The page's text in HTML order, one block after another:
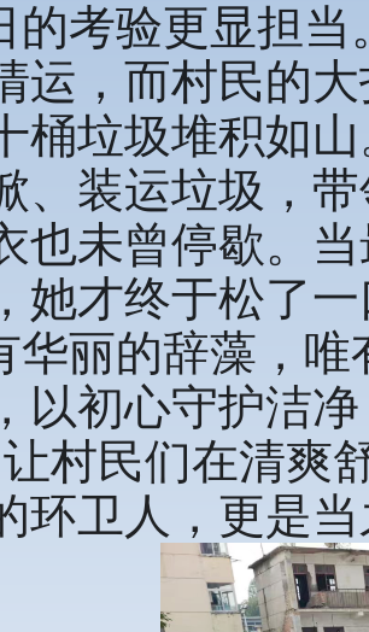
的考验更显担
运，而村民的
桶垃圾堆积如
、装运垃圾，
也未曾停歇。
她才终于松了
华丽的辞藻，
以初心守护洁
让村民们在清爽
环卫人，更是